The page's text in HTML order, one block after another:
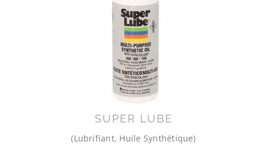
SUPER LUBE
(Lubrifiant, Huile Synthétique)